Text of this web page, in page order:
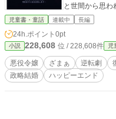
と世間から思われている。 地方農協
娘たちは彼女を見下した。 「負け犬
算だった。 彼女は水面下で政界の若きプリンス・シュンジロ
ーとの結婚を進
を終えていたのだ。 翌日午後2時。 電撃結婚発
地方利権整理オペレー
不正融資は凍結
方の裏金は政
児童書・童話 連載中 長編
24h.ポイント 0pt
小説 228,608 位 / 228,608件 児
悪役令嬢 ざまぁ 逆転劇
政略結婚
ハッピーエンド